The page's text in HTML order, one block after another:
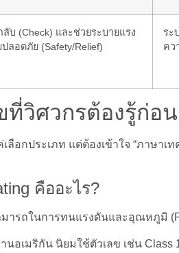
บ (Check) และช่วยระบายแรง
ลอดภัย (Safety/Relief)
ระ
คว
ที่วิศวกรต้องรู้ก่อ
ลือกประเภท แต่ต้องเข้าใจ “ภาษา
คืออะไร?
ารถในการทนแรงดันและอุณหภูมิ
นอเมริกัน นิยมใช้ตัวเลข เช่น Class